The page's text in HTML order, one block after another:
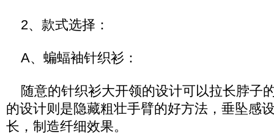
2、款式选择：
A、蝙蝠袖针织衫：
随意的针织衫大开领的设计可以拉长脖子
的设计则是隐藏粗壮手臂的好方法，垂坠感
长，制造纤细效果。